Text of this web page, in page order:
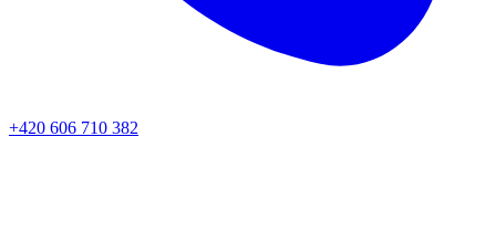
+420 606 710 382